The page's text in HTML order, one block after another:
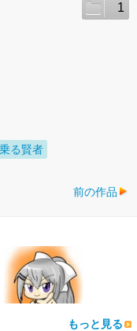
1
る賢者
前の作品
もっと見る